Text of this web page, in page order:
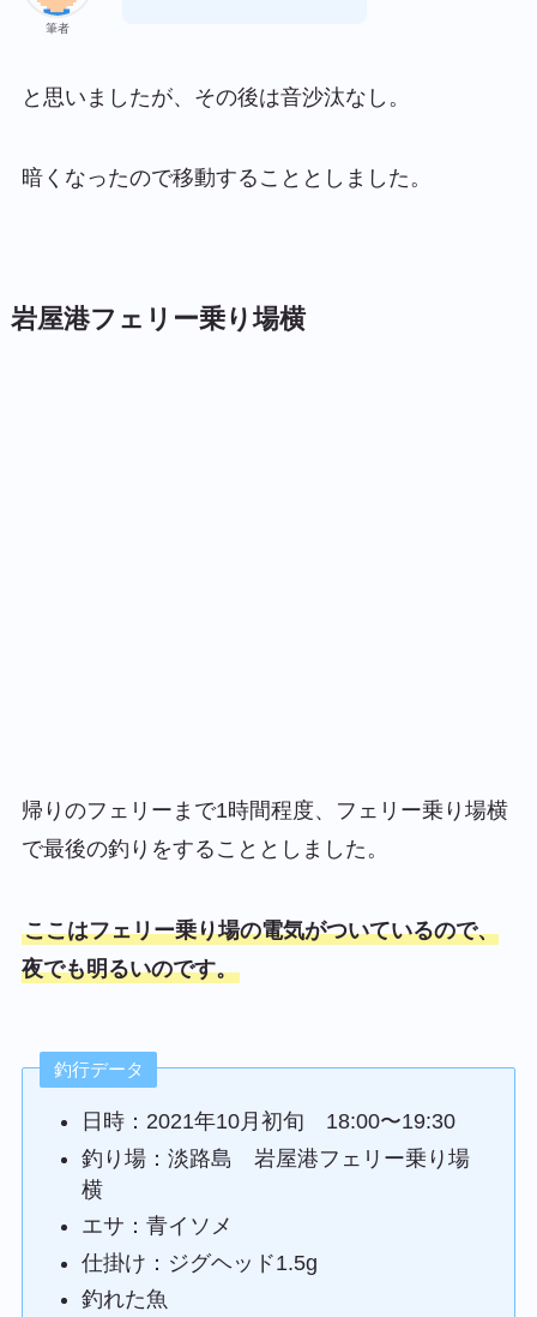
筆者
と思いましたが、その後は音沙汰なし。
暗くなったので移動することとしました。
岩屋港フェリー乗り場横
帰りのフェリーまで1時間程度、フェリー乗り場横
で最後の釣りをすることとしました。
ここはフェリー乗り場の電気がついているので、
夜でも明るいのです。
釣行データ
日時：2021年10月初旬 18:00〜19:30
釣り場：淡路島 岩屋港フェリー乗り場
横
エサ：青イソメ
仕掛け：ジグヘッド1.5g
釣れた魚